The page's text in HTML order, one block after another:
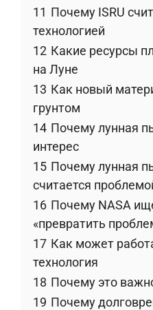
11 Почему ISRU
технологией
12 Какие ресурсы
на Луне
13 Как новый
грунтом
14 Почему лунная
интерес
15 Почему лунная
считается
16 Почему NASA
«превратить
17 Как может
технология
18 Почему это
19 Почему